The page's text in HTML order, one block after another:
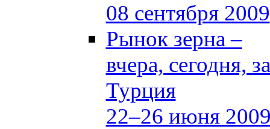
08 сентября 2009
Рынок зерна –
вчера, сегодня,
Турция
22–26 июня